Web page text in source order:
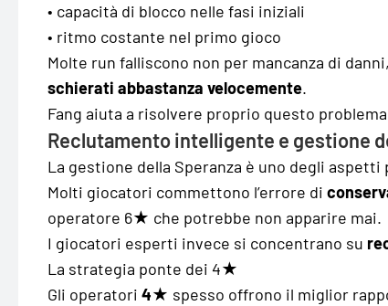
• capacità di blocco nelle fasi iniziali
• ritmo costante nel primo gioco
Molte run falliscono non per mancanza di
schierati abbastanza velocemente.
Fang aiuta a risolvere proprio questo
Reclutamento intelligente e gestione
La gestione della Speranza è uno degli
Molti giocatori commettono l’errore di
operatore 6★ che potrebbe non apparire mai.
I giocatori esperti invece si concentrano su
La strategia ponte dei 4★
Gli operatori 4★ spesso offrono il miglior